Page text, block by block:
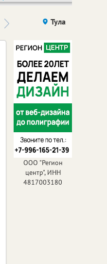
Здоровье компаний (на
Тула
ООО "Регион
центр", ИНН
4817003180